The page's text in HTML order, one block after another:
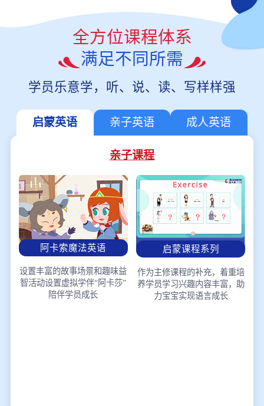
全方位课程体系
满足不同所需
学员乐意学，听、说、读、写样样强
启蒙英语 亲子英语 成人英语
亲子课程
阿卡索魔法英语
设置丰富的故事场景和趣味益
智活动设置虚拟学伴“阿卡莎”
陪伴学员成长
启蒙课程系列
作为主修课程的补充，着重培
养学员学习兴趣内容丰富，助
力宝宝实现语言成长